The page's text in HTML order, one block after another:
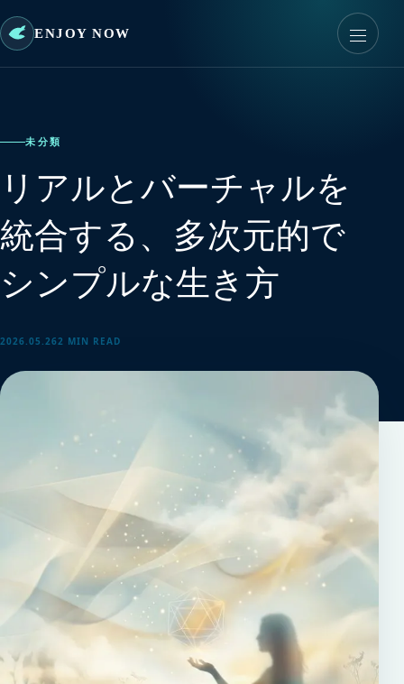
ENJOY NOW
未分類
リアルとバーチャルを
統合する、多次元的で
シンプルな生き方
2026.05.262 MIN READ